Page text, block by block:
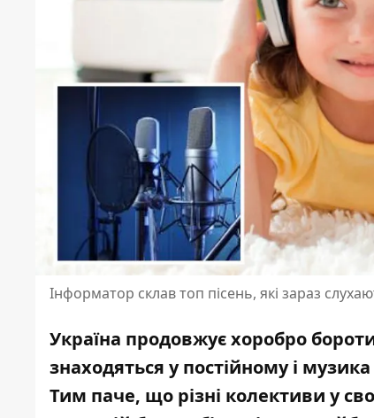
Інформатор склав топ пісень, які зараз
Україна продовжує хоробро
знаходяться у постійному і
Тим паче, що різні колективи у